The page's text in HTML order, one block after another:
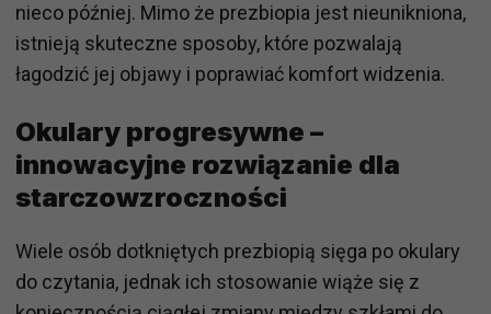
nieco później. Mimo że prezbiopia jest nieunikniona,
istnieją skuteczne sposoby, które pozwalają
łagodzić jej objawy i poprawiać komfort widzenia.
Okulary progresywne –
innowacyjne rozwiązanie dla
starczowzroczności
Wiele osób dotkniętych prezbiopią sięga po okulary
do czytania, jednak ich stosowanie wiąże się z